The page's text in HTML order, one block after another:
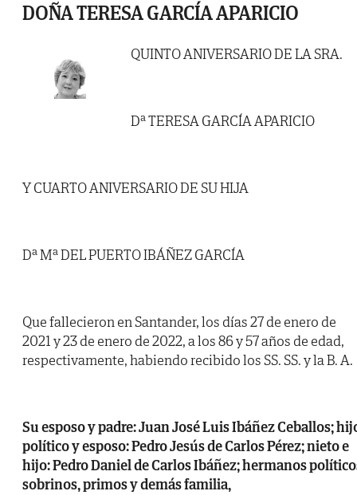
DOÑA TERESA GARCÍA APARICIO
QUINTO ANIVERSARIO DE LA SRA.
Dª TERESA GARCÍA APARICIO
Y CUARTO ANIVERSARIO DE SU HIJA
Dª Mª DEL PUERTO IBÁÑEZ GARCÍA
Que fallecieron en Santander, los días 27 de enero de
2021 y 23 de enero de 2022, a los 86 y 57 años de edad,
respectivamente, habiendo recibido los SS. SS. y la B. A.
Su esposo y padre: Juan José Luis Ibáñez Ceballos;
político y esposo: Pedro Jesús de Carlos Pérez; nieto e
hijo: Pedro Daniel de Carlos Ibáñez; hermanos
sobrinos, primos y demás familia,